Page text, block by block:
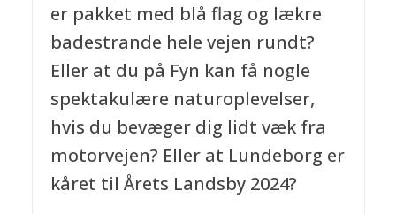
er pakket med blå flag og lækre
badestrande hele vejen rundt?
Eller at du på Fyn kan få nogle
spektakulære naturoplevelser,
hvis du bevæger dig lidt væk fra
motorvejen? Eller at Lundeborg er
kåret til Årets Landsby 2024?